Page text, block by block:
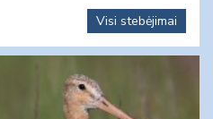
Visi stebėjimai